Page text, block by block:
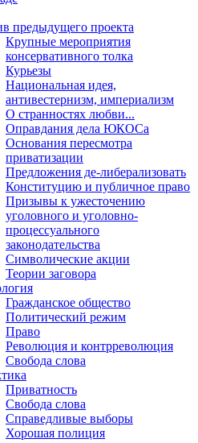
предыдущего проекта
Крупные мероприятия
консервативного толка
Курьезы
Национальная идея,
антивестернизм, империализм
О странностях любви...
Оправдания дела ЮКОСа
Основания пересмотра
приватизации
Предложения де-либерализовать
Конституцию и публичное право
Призывы к ужесточению
уголовного и уголовно-
процессуального
законодательства
Символические акции
Теории заговора
Гражданское общество
Политический режим
Право
Революция и контрреволюция
Свобода слова
Приватность
Свобода слова
Справедливые выборы
Хорошая полиция